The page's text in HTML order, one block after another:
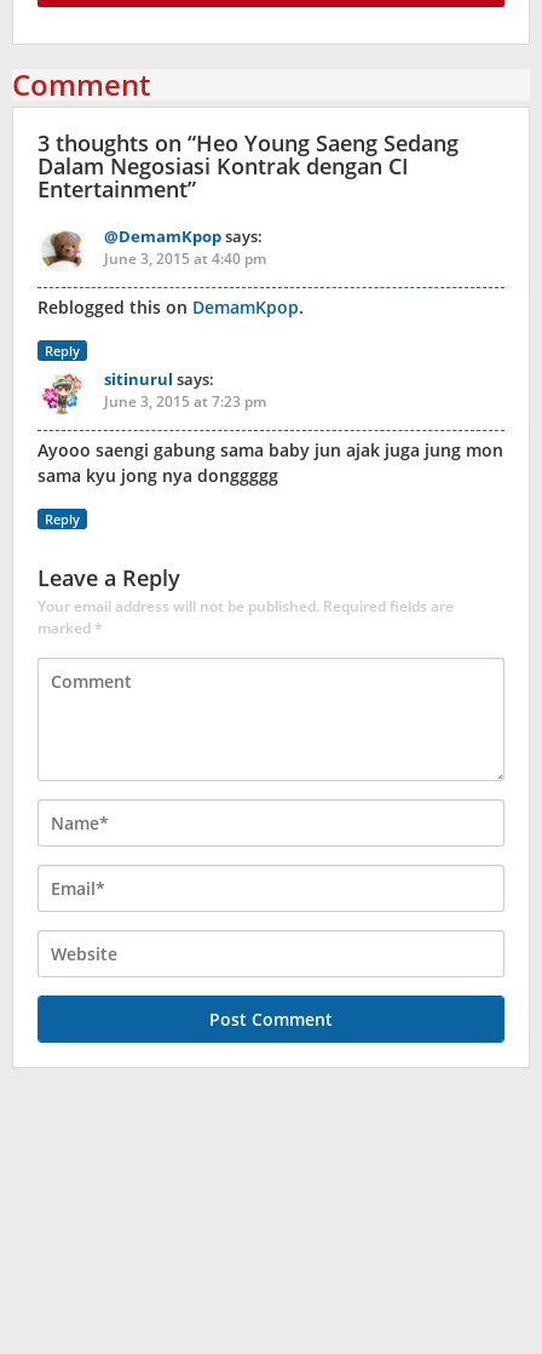
Comment
3 thoughts on “Heo Young Saeng Sedang
Dalam Negosiasi Kontrak dengan CI
Entertainment”
@DemamKpopsays:
June 3, 2015 at 4:40 pm
Reblogged this on DemamKpop.
Reply
sitinurul says:
June 3, 2015 at 7:23 pm
Ayooo saengi gabung sama baby jun ajak juga jung mon
sama kyu jong nya donggggg
Reply
Leave a Reply
Your email address will not be published. Required fields are
marked*